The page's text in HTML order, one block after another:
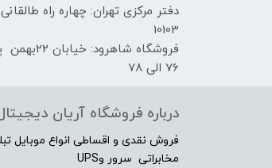
دفتر مرکزی تهران: چهاره راه
10103
فروشگاه
76 الی 78
درباره فروشگاه آریان
فروش نقدی و اقساطی انواع موبایل
مخابراتی سرور وUPS